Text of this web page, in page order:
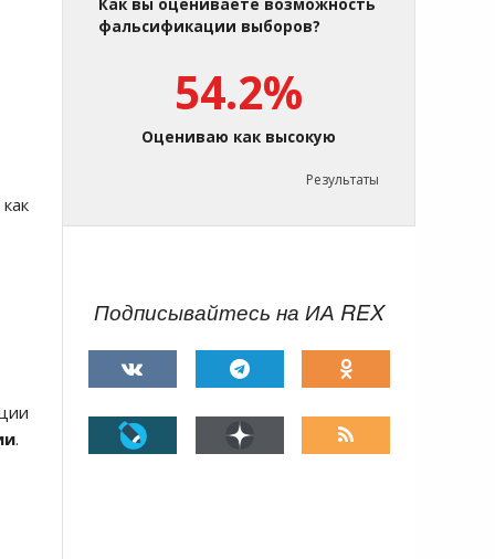
как
.
Как вы оцениваете возможность
фальсификации выборов?
54.2%
Оцениваю как высокую
Результаты
Подписывайтесь на ИА REX